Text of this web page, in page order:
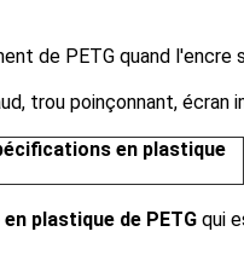
de PETG quand l'encre
trou poinçonnant, écran
en plastique
plastique de PETG qui